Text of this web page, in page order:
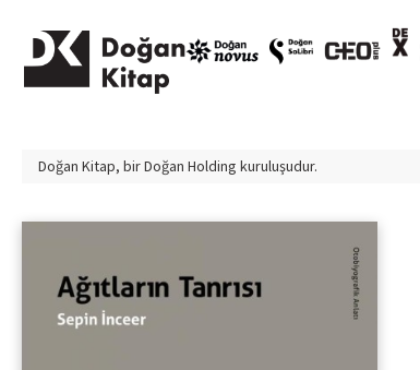
Doğan Kitap, birDoğan Holding kuruluşudur.